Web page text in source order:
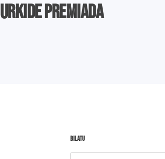
premiada
BILATU